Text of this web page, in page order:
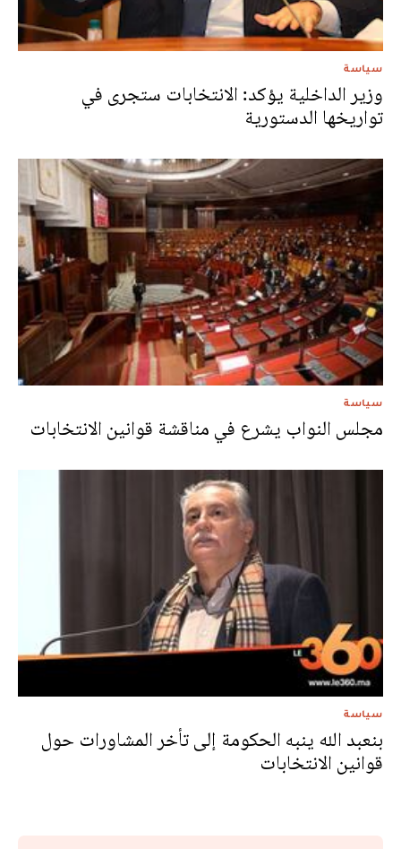
سياسة
وزير الداخلية يؤكد: الانتخابات ستجرى في
تواريخها الدستورية
سياسة
مجلس النواب يشرع في مناقشة قوانين الانتخابات
سياسة
بنعبد الله ينبه الحكومة إلى تأخر المشاورات حول
قوانين الانتخابات